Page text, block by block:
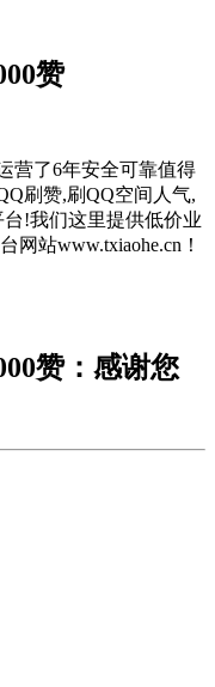
赞
营了6年安全可靠值得
刷赞,刷QQ空间人气,
!我们这里提供低价业
网站www.txiaohe.cn！
赞：感谢您